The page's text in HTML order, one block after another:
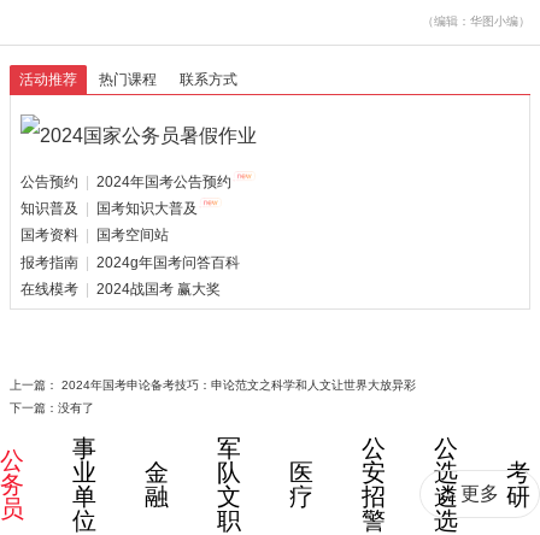
（编辑：华图小编）
活动推荐 热门课程 联系方式
公告预约
2024年国考公告预约
知识普及
国考知识大普及
国考资料
国考空间站
报考指南
2024g年国考问答百科
在线模考
2024战国考 赢大奖
上一篇：
2024年国考申论备考技巧：申论范文之科学和人文让世界大放异彩
下一篇：没有了
公
务
员
事
业
单
位
金
融
军
队
文
职
医
疗
公
安
招
警
公
选
遴
选
考
研
更多